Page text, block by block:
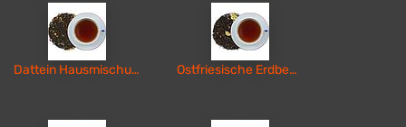
Dattein Hausmischung Ostfriesische Erdbeerschnute